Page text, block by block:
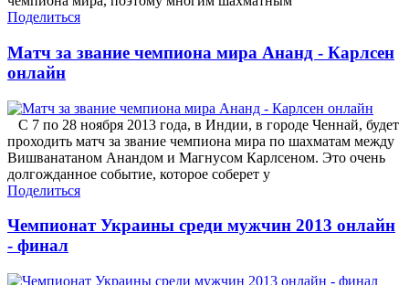
Поделиться
Матч за звание чемпиона мира Ананд - Карлсен
онлайн
С 7 по 28 ноября 2013 года, в Индии, в городе Ченнай, будет
проходить матч за звание чемпиона мира по шахматам между
Вишванатаном Анандом и Магнусом Карлсеном. Это очень
долгожданное событие, которое соберет у
Поделиться
Чемпионат Украины среди мужчин 2013 онлайн
- финал